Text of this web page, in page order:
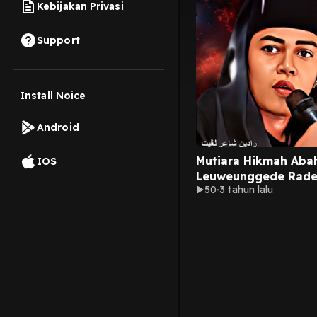
Kebijakan Privasi
Support
Install Noice
Android
IOS
Mutiara Hikmah
Leuweunggede
Langit | Mutiara
50 3 tahun lalu